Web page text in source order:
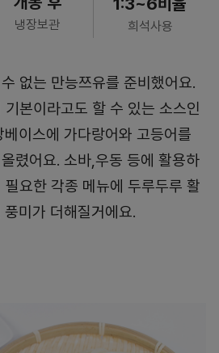
냉장보관 희석사용
없는 만능쯔유를 준비했어요.
본이라고도 할 수 있는 소스인
이스에 가다랑어와 고등어를
렸어요. 소바,우동 등에 활용하
요한 각종 메뉴에 두루두루 활
미가 더해질거에요.